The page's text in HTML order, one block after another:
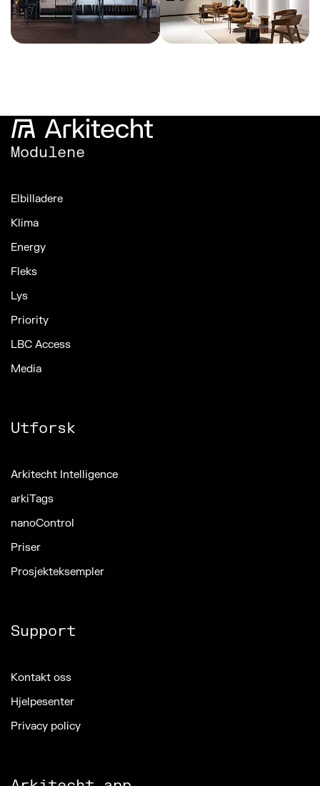
Modulene
Elbilladere
Klima
Energy
Fleks
Lys
Priority
LBC Access
Media
Utforsk
Arkitecht Intelligence
arkiTags
nanoControl
Priser
Prosjekteksempler
Support
Kontakt oss
Hjelpesenter
Privacy policy